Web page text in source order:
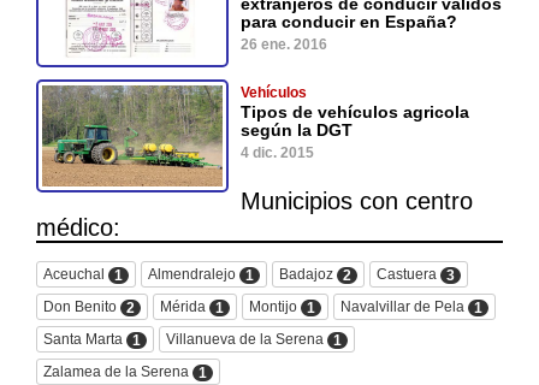
extranjeros de conducir validos
para conducir en España?
26 ene. 2016
Vehículos
Tipos de vehículos agricola
según la DGT
4 dic. 2015
Municipios con centro
médico:
Aceuchal 1 Almendralejo 1 Badajoz 2 Castuera
3
Don Benito 2 Mérida 1 Montijo 1 Navalvillar de Pela
1
Santa Marta
1 Villanueva de la Serena
1
Zalamea de la Serena
1